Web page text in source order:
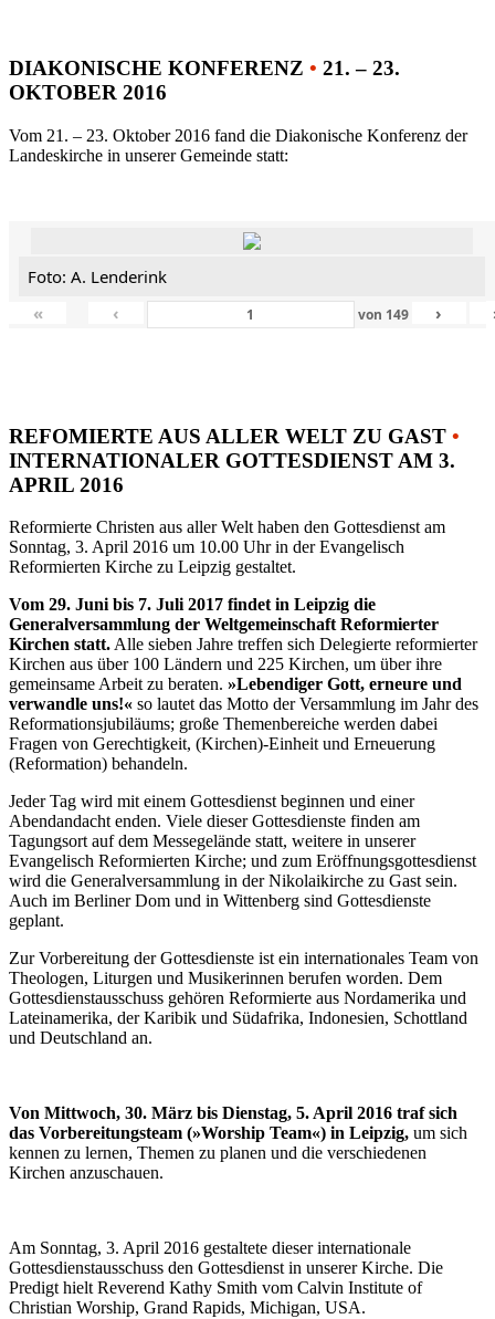
DIAKONISCHE KONFERENZ • 21. – 23.
OKTOBER 2016
Vom 21. – 23. Oktober 2016 fand die Diakonische Konferenz der
Landeskirche in unserer Gemeinde statt:
Foto: A. Lenderink
«
‹ von 149 ›
REFOMIERTE AUS ALLER WELT ZU GAST •
INTERNATIONALER GOTTESDIENST AM 3.
APRIL 2016
Reformierte Christen aus aller Welt haben den Gottesdienst am
Sonntag, 3. April 2016 um 10.00 Uhr in der Evangelisch
Reformierten Kirche zu Leipzig gestaltet.
Vom 29. Juni bis 7. Juli 2017 findet in Leipzig die
Generalversammlung der Weltgemeinschaft Reformierter
Kirchen statt.Alle sieben Jahre treffen sich Delegierte reformierter
Kirchen aus über 100 Ländern und 225 Kirchen, um über ihre
gemeinsame Arbeit zu beraten. »Lebendiger Gott, erneure und
verwandle uns!« so lautet das Motto der Versammlung im Jahr des
Reformationsjubiläums; große Themenbereiche werden dabei
Fragen von Gerechtigkeit, (Kirchen)-Einheit und Erneuerung
(Reformation) behandeln.
Jeder Tag wird mit einem Gottesdienst beginnen und einer
Abendandacht enden. Viele dieser Gottesdienste finden am
Tagungsort auf dem Messegelände statt, weitere in unserer
Evangelisch Reformierten Kirche; und zum Eröffnungsgottesdienst
wird die Generalversammlung in der Nikolaikirche zu Gast sein.
Auch im Berliner Dom und in Wittenberg sind Gottesdienste
geplant.
Zur Vorbereitung der Gottesdienste ist ein internationales Team von
Theologen, Liturgen und Musikerinnen berufen worden. Dem
Gottesdienstausschuss gehören Reformierte aus Nordamerika und
Lateinamerika, der Karibik und Südafrika, Indonesien, Schottland
und Deutschland an.
Von Mittwoch, 30. März bis Dienstag, 5. April 2016 traf sich
das Vorbereitungsteam (»Worship Team«) in Leipzig, um sich
kennen zu lernen, Themen zu planen und die verschiedenen
Kirchen anzuschauen.
Am Sonntag, 3. April 2016 gestaltete dieser internationale
Gottesdienstausschuss den Gottesdienst in unserer Kirche. Die
Predigt hielt Reverend Kathy Smith vom Calvin Institute of
Christian Worship, Grand Rapids, Michigan, USA.